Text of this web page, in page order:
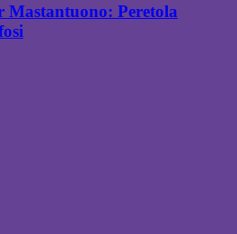
Mastantuono: Peretola